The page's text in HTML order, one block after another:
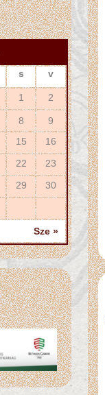
s v
1 2
8
9
15
16
22
23
29
30
Sze »